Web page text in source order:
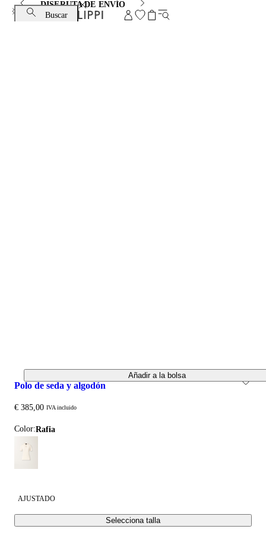
DISFRUTA DE ENVÍO ESTÁNDAR Y CAMBIO
Buscar
polo de seda y algodón
€ 385,00 IVA incluido
Color: rafia
AJUSTADO
Selecciona talla
Añadir a la bolsa